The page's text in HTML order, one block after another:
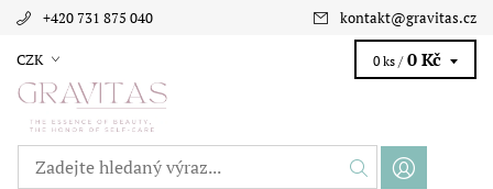
+420 731 875 040 kontakt@gravitas.cz
CZK 0 ks / 0 Kč